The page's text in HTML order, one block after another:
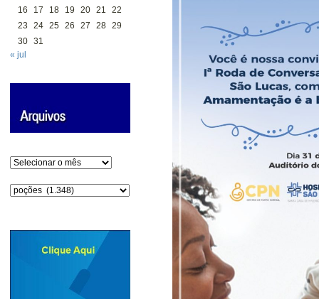
16
17 18 19 20 21
22
23
24 25 26 27 28 29
30 31
« jul
Arquivos
Categorias